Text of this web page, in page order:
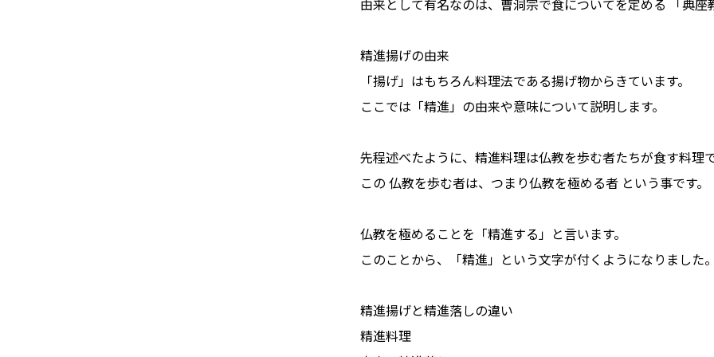
由来として有名なのは、曹洞宗で食についてを定める 「典座
精進揚げの由来
「揚げ」はもちろん料理法である揚げ物からきています。
ここでは「精進」の由来や意味について説明します。
先程述べたように、精進料理は仏教を歩む者たちが食す料理で
この 仏教を歩む者は、つまり仏教を極める者 という事です。
仏教を極めることを「精進する」と言います。
このことから、「精進」という文字が付くようになりました。
精進揚げと精進落しの違い
精進料理